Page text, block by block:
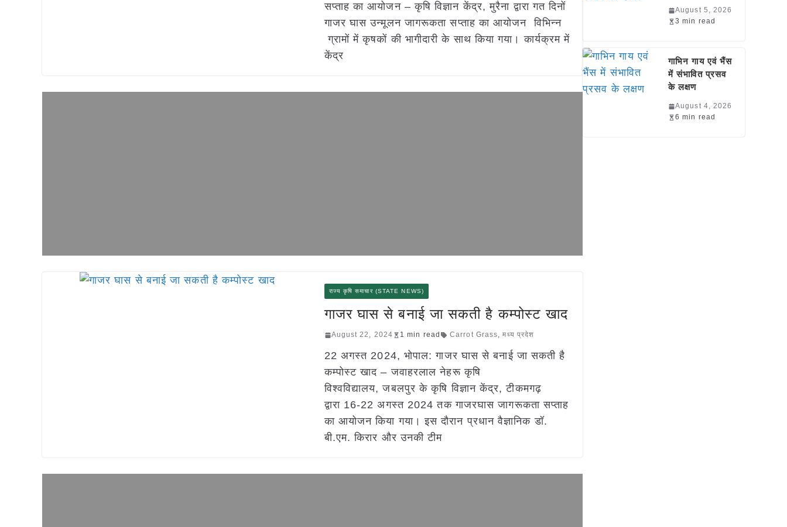
सप्ताह का आयोजन – कृषि विज्ञान केंद्र, मुरैना द्वारा गत दिनों
गाजर घास उन्मूलन जागरूकता सप्ताह का आयोजन विभिन्न
ग्रामों में कृषकों की भागीदारी के साथ किया गया। कार्यक्रम में
केंद्र
राज्य कृषि समाचार (STATE NEWS)
गाजर घास से बनाई जा सकती है कम्पोस्ट खाद
August 22, 2024 1 min read Carrot Grass,मध्य प्रदेश
22 अगस्त 2024, भोपाल: गाजर घास से बनाई जा सकती है
कम्पोस्ट खाद – जवाहरलाल नेहरू कृषि
विश्वविद्यालय, जबलपुर के कृषि विज्ञान केंद्र, टीकमगढ़
द्वारा 16-22 अगस्त 2024 तक गाजरघास जागरूकता सप्ताह
का आयोजन किया गया। इस दौरान प्रधान वैज्ञानिक डॉ.
बी.एम. किरार और उनकी टीम
August 5, 2026
3 min read
गाभिन गाय एवं भैंस
में संभावित प्रसव
के लक्षण
August 4, 2026
6 min read